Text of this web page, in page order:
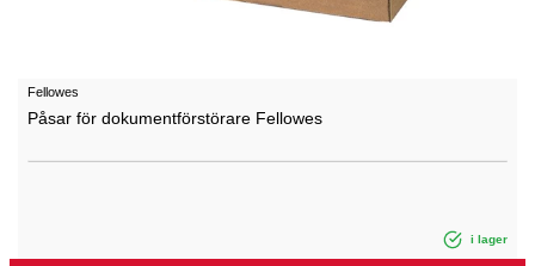
Fellowes
Påsar för dokumentförstörare Fellowes
i lager